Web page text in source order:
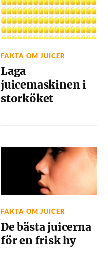
FAKTA OM JUICER
Laga
juicemaskinen i
storköket
FAKTA OM JUICER
De bästa juicerna
för en frisk hy